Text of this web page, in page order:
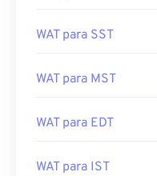
WAT para SST
WAT para MST
WAT para EDT
WAT para IST